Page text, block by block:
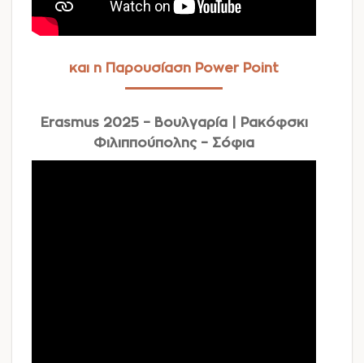
και η Παρουσίαση Power Point
Erasmus 2025 – Βουλγαρία | Ρακόφσκι
Φιλιππούπολης – Σόφια